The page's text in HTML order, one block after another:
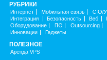
РУБРИКИ
Интернет Мобильная связь CIO/
Интеграция
Безопасность Веб
Оборудование
ПО Outsourcing
Инновации
Гаджеты
ПОЛЕЗНОЕ
Аренда VPS